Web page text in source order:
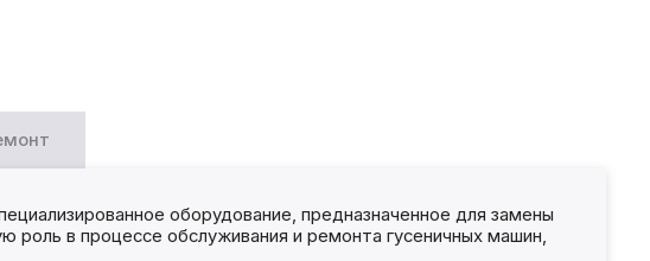
оборудование, предназначенное для замены
роль в процессе обслуживания и ремонта гусеничных машин,